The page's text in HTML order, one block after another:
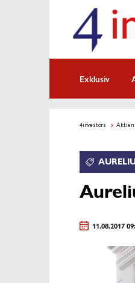
Exklusiv
4investors Aktien
11.08.2017